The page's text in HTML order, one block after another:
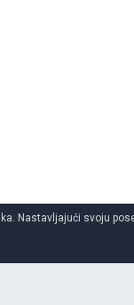
Nastavljajući svoju